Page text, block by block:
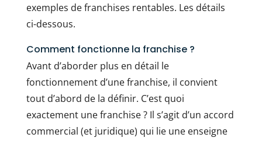
exemples de franchises rentables. Les détails
ci-dessous.
Comment fonctionne la franchise ?
Avant d’aborder plus en détail le
fonctionnement d’une franchise, il convient
tout d’abord de la définir. C’est quoi
exactement une franchise ? Il s’agit d’un accord
commercial (et juridique) qui lie une enseigne